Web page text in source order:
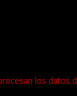
los datos